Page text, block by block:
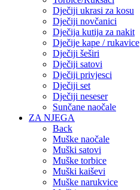
Dječiji ukrasi za kosu
Dječiji novčanici
Dječija kutija za nakit
Dječije kape / rukavice
Dječiji šeširi
Dječiji satovi
Dječiji privjesci
Dječiji set
Dječiji neseser
Sunčane naočale
ZA NJEGA
Back
Muške naočale
Muški satovi
Muške torbice
Muški kaiševi
Muške narukvice